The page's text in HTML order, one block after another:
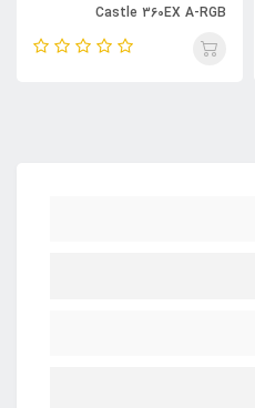
کول LE720 360mm ARGB